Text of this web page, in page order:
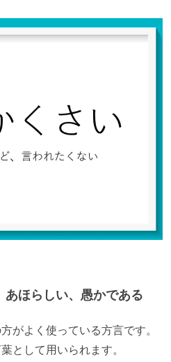
あほらしい、愚かである
がよく使っている方言です。
として用いられます。